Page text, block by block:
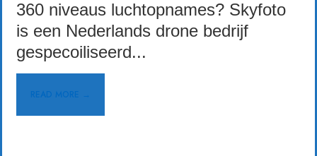
360 niveaus luchtopnames? Skyfoto
is een Nederlands drone bedrijf
gespecoiliseerd...
READ MORE →